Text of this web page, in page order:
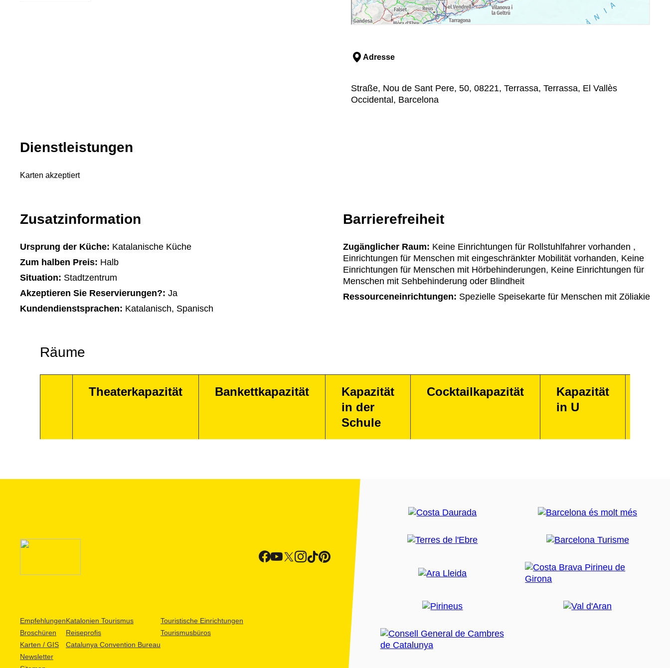
Adresse
Straße, Nou de Sant Pere, 50, 08221, Terrassa, Terrassa, El Vallès
Occidental, Barcelona
Dienstleistungen
Karten akzeptiert
Zusatzinformation
Ursprung der Küche: Katalanische Küche
Zum halben Preis: Halb
Situation: Stadtzentrum
Akzeptieren Sie Reservierungen?: Ja
Kundendienstsprachen: Katalanisch, Spanisch
Barrierefreiheit
Zugänglicher Raum: Keine Einrichtungen für Rollstuhlfahrer vorhanden ,
Einrichtungen für Menschen mit eingeschränkter Mobilität vorhanden, Keine
Einrichtungen für Menschen mit Hörbehinderungen, Keine Einrichtungen für
Menschen mit Sehbehinderung oder Blindheit
Ressourceneinrichtungen: Spezielle Speisekarte für Menschen mit Zöliakie
Räume
Theaterkapazität Bankettkapazität
Kapazität
in der
Schule
Cocktailkapazität
Kapazität
in U
Empfehlungen
Broschüren
Karten / GIS
Newsletter
Katalonien Tourismus
Reiseprofis
Catalunya Convention Bureau
Touristische Einrichtungen
Tourismusbüros